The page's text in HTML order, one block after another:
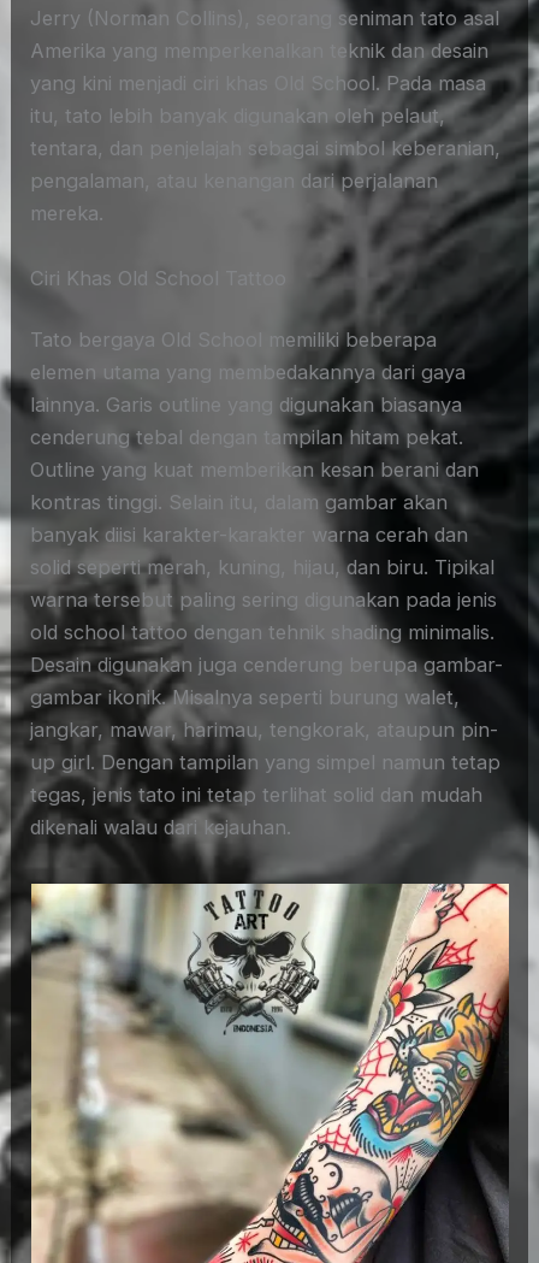
Jerry (Norman Collins), seorang seniman tato asal
Amerika yang memperkenalkan teknik dan desain
yang kini menjadi ciri khas Old School. Pada masa
itu, tato lebih banyak digunakan oleh pelaut,
tentara, dan penjelajah sebagai simbol keberanian,
pengalaman, atau kenangan dari perjalanan
mereka.
Ciri Khas Old School Tattoo
Tato bergaya Old School memiliki beberapa
elemen utama yang membedakannya dari gaya
lainnya. Garis outline yang digunakan biasanya
cenderung tebal dengan tampilan hitam pekat.
Outline yang kuat memberikan kesan berani dan
kontras tinggi. Selain itu, dalam gambar akan
banyak diisi karakter-karakter warna cerah dan
solid seperti merah, kuning, hijau, dan biru. Tipikal
warna tersebut paling sering digunakan pada jenis
old school tattoo dengan tehnik shading minimalis.
Desain digunakan juga cenderung berupa gambar-
gambar ikonik. Misalnya seperti burung walet,
jangkar, mawar, harimau, tengkorak, ataupun pin-
up girl. Dengan tampilan yang simpel namun tetap
tegas, jenis tato ini tetap terlihat solid dan mudah
dikenali walau dari kejauhan.